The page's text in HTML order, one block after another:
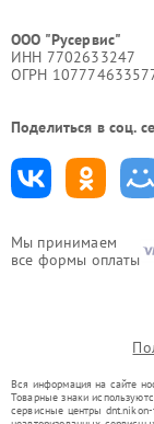
Мы принимаем
все формы оплаты
ООО "Русервис"
ИНН 7702633247
ОГРН
Поделиться в соц.
Вся информация на сайте
Товарные знаки
сервисные центры